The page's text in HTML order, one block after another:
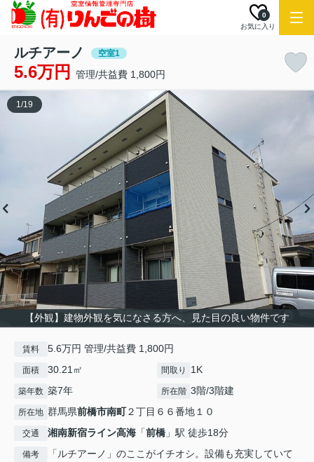
お気に入り
0
ルチアーノ 空室1
5.6万円 管理/共益費 1,800円
【外観】建物外観を気になさる方へ、見た目の良い物件です
1/19
賃料 5.6万円 管理/共益費 1,800円
面積 30.21㎡ 間取り 1K
築年数 築7年 所在階 3階/3階建
所在地 群馬県前橋市南町２丁目６６番地１０
交通 湘南新宿ライン高海 「前橋 」駅 徒歩18分
備考
「ルチアーノ」のここがイチオシ。設備も充実していて